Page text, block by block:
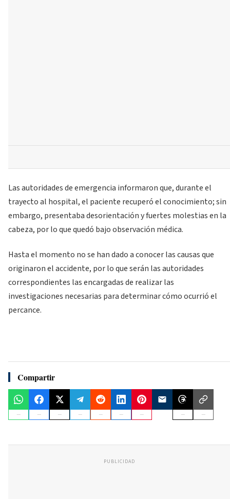
Las autoridades de emergencia informaron que, durante el
trayecto al hospital, el paciente recuperó el conocimiento; sin
embargo, presentaba desorientación y fuertes molestias en la
cabeza, por lo que quedó bajo observación médica.
Hasta el momento no se han dado a conocer las causas que
originaron el accidente, por lo que serán las autoridades
correspondientes las encargadas de realizar las
investigaciones necesarias para determinar cómo ocurrió el
percance.
Compartir
PUBLICIDAD